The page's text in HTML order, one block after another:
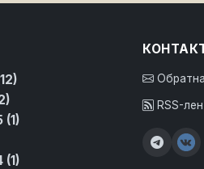
(1)
(1)
RSS-